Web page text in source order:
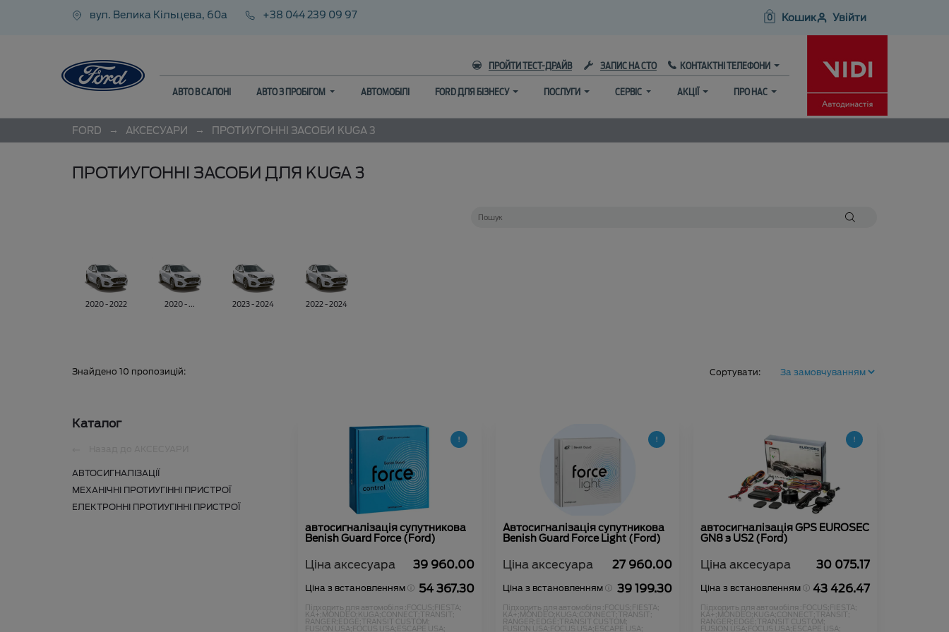
вул. Велика Кільцева, 60а +38 044 239 09 97 Увійти
0 Кошик
ПРОЙТИ ТЕСТ-ДРАЙВ ЗАПИС НА СТО КОНТАКТНІ ТЕЛЕФОНИ
АВТО В САЛОНІ АВТО З ПРОБІГОМ АВТОМОБІЛІ FORD ДЛЯ БІЗНЕСУ ПОСЛУГИ СЕРВІС АКЦІЇ ПРО НАС
FORD → АКСЕСУАРИ → ПРОТИУГОННІ ЗАСОБИ KUGA 3
ПРОТИУГОННІ ЗАСОБИ ДЛЯ KUGA 3
2020 - 2022 2020 - ... 2023 - 2024 2022 - 2024
Знайдено 10 пропозицій: Сортувати:
Каталог
АВТОСИГНАЛІЗАЦІЇ
МЕХАНІЧНІ ПРОТИУГІННІ ПРИСТРОЇ
ЕЛЕКТРОННІ ПРОТИУГІННІ ПРИСТРОЇ
автосигналізація супутникова
Benish Guard Force (Ford)
Ціна аксесуара 39 960.00
Ціна з встановленням 54 367.30
Підходить для автомобіля :FOCUS;FIESTA;
KA+;MONDEO;KUGA;CONNECT;TRANSIT;
RANGER;EDGE;TRANSIT CUSTOM;
FUSION USA;FOCUS USA;ESCAPE USA;
Автосигналізація супутникова
Benish Guard Force Light (Ford)
Ціна аксесуара 27 960.00
Ціна з встановленням 39 199.30
Підходить для автомобіля :FOCUS;FIESTA;
KA+;MONDEO;KUGA;CONNECT;TRANSIT;
RANGER;EDGE;TRANSIT CUSTOM;
FUSION USA;FOCUS USA;ESCAPE USA;
автосигналізація GPS EUROSEC
GN8 з US2 (Ford)
Ціна аксесуара 30 075.17
Ціна з встановленням 43 426.47
Підходить для автомобіля :FOCUS;FIESTA;
KA+;MONDEO;KUGA;CONNECT;TRANSIT;
RANGER;EDGE;TRANSIT CUSTOM;
FUSION USA;FOCUS USA;ESCAPE USA;